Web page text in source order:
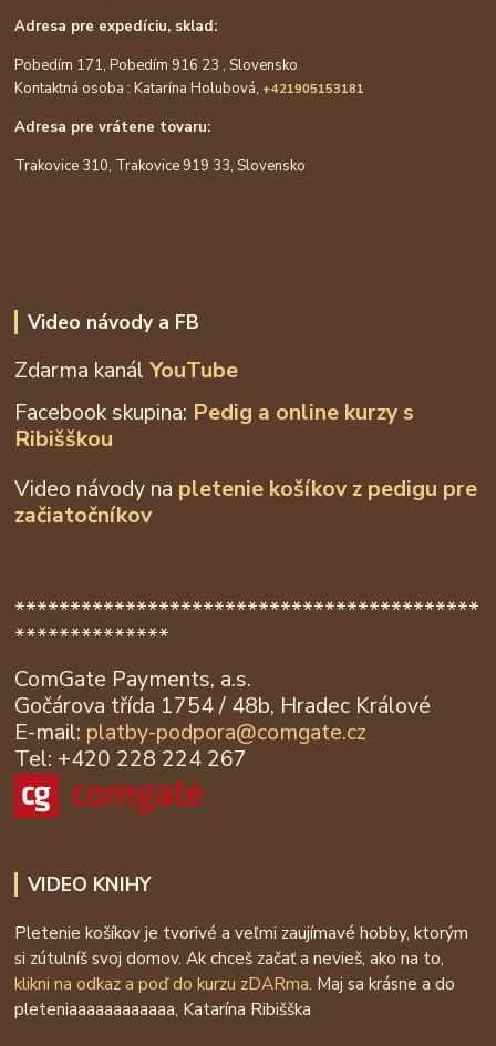
Adresa pre expedíciu, sklad:
Pobedím 171, Pobedím 916 23 , Slovensko
Kontaktná osoba : Katarína Holubová, +421905153181
Adresa pre vrátene tovaru:
Trakovice 310, Trakovice 919 33, Slovensko
Video návody a FB
Zdarma kanálYouTube
Facebook skupina: Pedig a online kurzy s
Ribišškou
Video návody na pletenie košíkov z pedigu pre
začiatočníkov
******************************************
**************
ComGate Payments, a.s.
Gočárova třída 1754 / 48b, Hradec Králové
E-mail: platby-podpora@comgate.cz
Tel: +420 228 224 267
VIDEO KNIHY
Pletenie košíkov je tvorivé a veľmi zaujímavé hobby, ktorým
si zútulníš svoj domov. Ak chceš začať a nevieš, ako na to,
klikni na odkaz a poď do kurzu zDARma. Maj sa krásne a do
pleteniaaaaaaaaaaaa, Katarína Ribišška